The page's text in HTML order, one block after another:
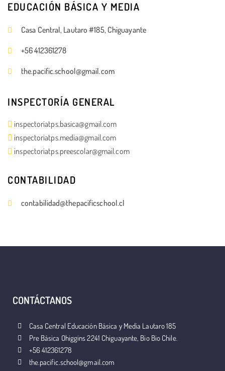
EDUCACIÓN BÁSICA Y MEDIA
Casa Central, Lautaro #185, Chiguayante
+56 412361278
the.pacific.school@gmail.com
INSPECTORÍA GENERAL
inspectoriatps.basica@gmail.com
inspectoriatps.media@gmail.com
inspectoriatps.preescolar@gmail.com
CONTABILIDAD
contabilidad@thepacificschool.cl
CONTÁCTANOS
Casa Central Educación Básica y Media Lautaro 185
Pre Básica Ohiggins 2241 Chiguayante, Bio Bio Chile.
+56 412361278
the.pacific.school@gmail.com